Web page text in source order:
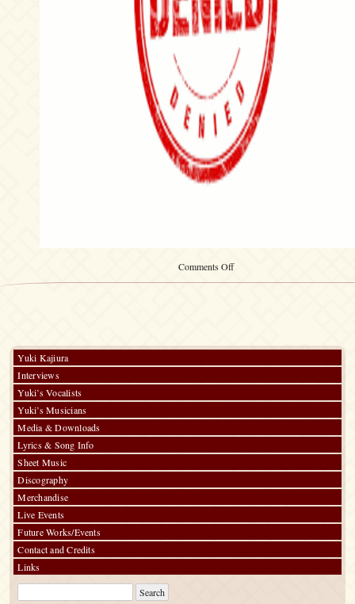
Comments Offon
Interview
Yuki Kajiura
Interviews
Yuki’s Vocalists
Yuki’s Musicians
Media & Downloads
Lyrics & Song Info
Sheet Music
Discography
Merchandise
Live Events
Future Works/Events
Contact and Credits
Links